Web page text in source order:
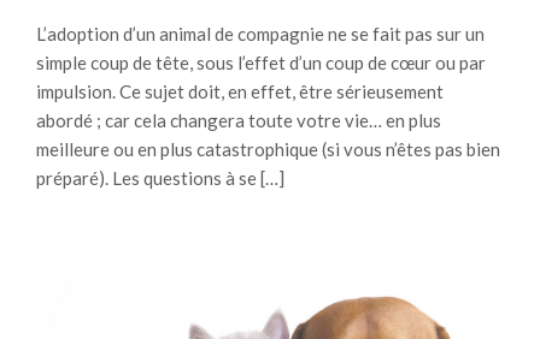
L’adoption d’un animal de compagnie ne se fait pas sur un
simple coup de tête, sous l’effet d’un coup de cœur ou par
impulsion. Ce sujet doit, en effet, être sérieusement
abordé ; car cela changera toute votre vie… en plus
meilleure ou en plus catastrophique (si vous n’êtes pas bien
préparé). Les questions à se […]